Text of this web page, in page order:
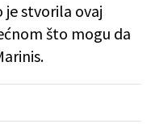
je stvorila ovaj
što mogu da